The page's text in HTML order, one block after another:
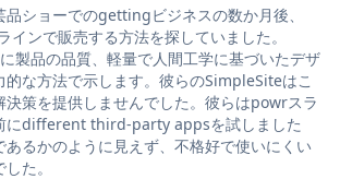
ショーでのgettingビジネスの数か月後、
ンで販売する方法を探していました。
製品の品質、軽量で人間工学に基づいたデザ
的な方法で示します。彼らのSimpleSiteはこ
決策を提供しませんでした。彼らはpowrスラ
にdifferent third-party appsを試しました
あるかのように見えず、不格好で使いにくい
た。